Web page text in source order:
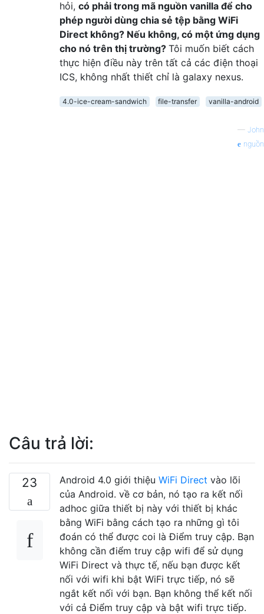
hỏi, có phải trong mã nguồn vanilla để cho
phép người dùng chia sẻ tệp bằng WiFi
Direct không? Nếu không, có một ứng dụng
cho nó trên thị trường? Tôi muốn biết cách
thực hiện điều này trên tất cả các điện thoại
ICS, không nhất thiết chỉ là galaxy nexus.
4.0-ice-cream-sandwich file-transfer vanilla-android
— John
nguồn
Câu trả lời:
23 Android 4.0 giới thiệu WiFi Direct vào lõi
của Android. về cơ bản, nó tạo ra kết nối
adhoc giữa thiết bị này với thiết bị khác
bằng WiFi bằng cách tạo ra những gì tôi
đoán có thể được coi là Điểm truy cập. Bạn
không cần điểm truy cập wifi để sử dụng
WiFi Direct và thực tế, nếu bạn được kết
nối với wifi khi bật WiFi trực tiếp, nó sẽ
ngắt kết nối với bạn. Bạn không thể kết nối
với cả Điểm truy cập và bật wifi trực tiếp.